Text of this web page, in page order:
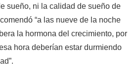
sueño, ni la calidad de sueño de
“a las nueve de la noche
la hormona del crecimiento, por
hora deberían estar durmiendo